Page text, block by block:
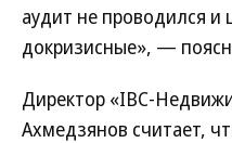
аудит не проводился и
докризисные», —
Директор «IBC-
Ахмедзянов считает,